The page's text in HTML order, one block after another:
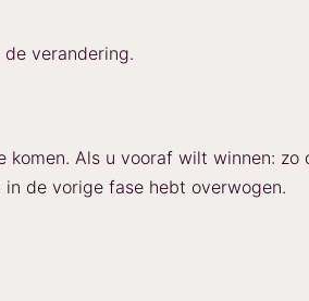
verandering.
Als u vooraf wilt winnen: zo
de vorige fase hebt overwogen.